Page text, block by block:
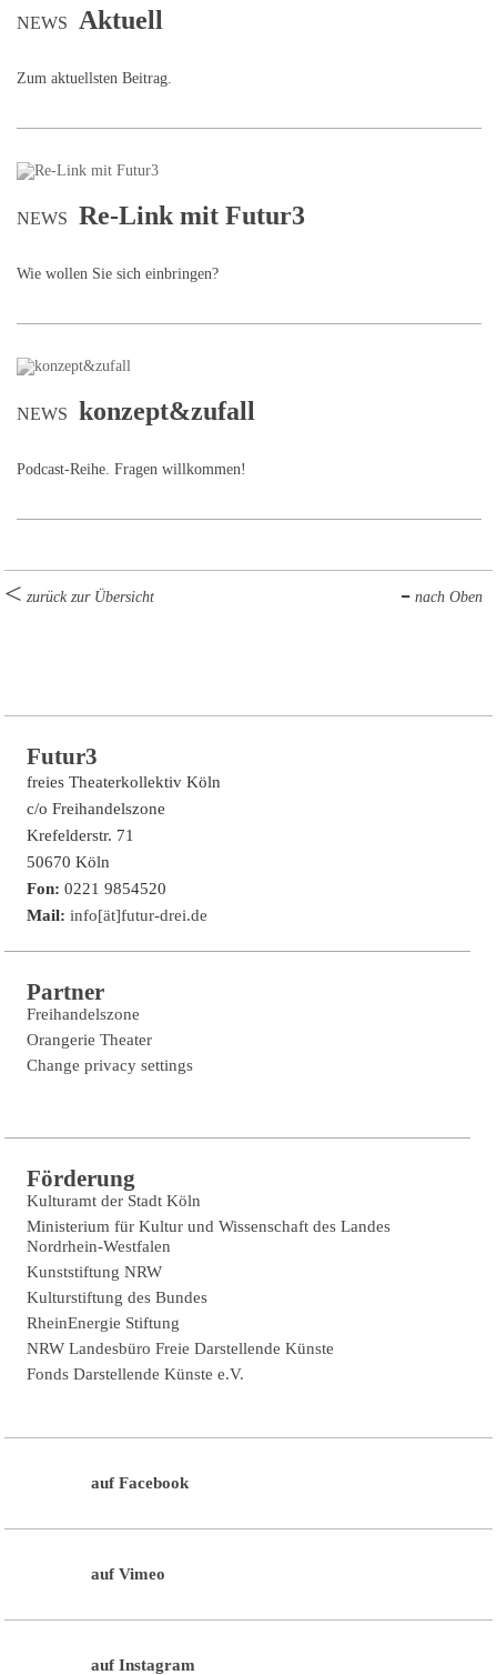
NEWS Aktuell
Zum aktuellsten Beitrag.
NEWS Re-Link mit Futur3
Wie wollen Sie sich einbringen?
NEWS konzept&zufall
Podcast-Reihe. Fragen willkommen!
zurück zur Übersicht nach Oben
Futur3
freies Theaterkollektiv Köln
c/o Freihandelszone
Krefelderstr. 71
50670 Köln
Fon:0221 9854520
Mail:info[ät]futur-drei.de
Partner
Freihandelszone
Orangerie Theater
Change privacy settings
Förderung
Kulturamt der Stadt Köln
Ministerium für Kultur und Wissenschaft des Landes
Nordrhein-Westfalen
Kunststiftung NRW
Kulturstiftung des Bundes
RheinEnergie Stiftung
NRW Landesbüro Freie Darstellende Künste
Fonds Darstellende Künste e.V.
auf Facebook
auf Vimeo
auf Instagram